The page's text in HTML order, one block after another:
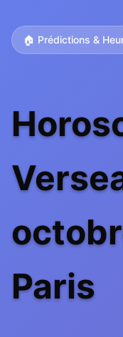
🏠 Prédictions &
Paris